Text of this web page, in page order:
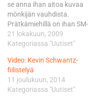
se anna ihan aitoa kuvaa
mönkijän vauhdista.
Prätkämiehillä on ihan SM-
kärjen kalusto, kun taas
Hondan vakiomönkkäri
nopeimpien mönkijäkuskien
laitteille toistakymmentä
hevosvoimaa. Kärkimiesten
SM-raasereissa on myös
21 lokakuun, 2009
Kategoriassa "Uutiset"
Video: Kevin Schwantz-
fiilistelyä
11 joulukuun, 2014
Kategoriassa "Uutiset"